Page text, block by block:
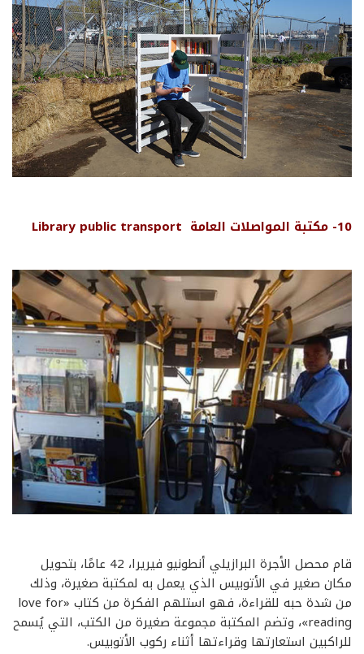
10- مكتبة المواصلات العامة Library public transport
قام محصل الأجرة البرازيلي أنطونيو فيريرا، 42 عامًا، بتحويل
مكان صغير في الأتوبيس الذي يعمل به لمكتبة صغيرة، وذلك
من شدة حبه للقراءة، فهو استلهم الفكرة من كتاب «love for
reading»، وتضم المكتبة مجموعة صغيرة من الكتب، التي يُسمح
للراكبين استعارتها وقراءتها أثناء ركوب الأتوبيس.